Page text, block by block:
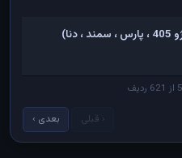
‹ قبلی بعدی ›